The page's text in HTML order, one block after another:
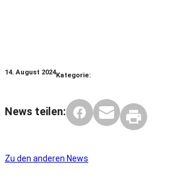
14. August 2024Kategorie:
News teilen:
Zu den anderen News